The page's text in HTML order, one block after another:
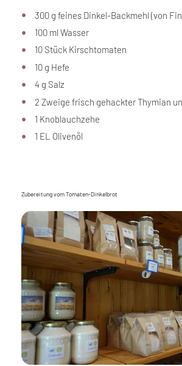
300 g feines Dinkel-Backmehl (von
100 ml Wasser
10 Stück Kirschtomaten
10 g Hefe
4 g Salz
2 Zweige frisch gehackter Thymian
1 Knoblauchzehe
1 EL Olivenöl
Zubereitung vom Tomaten-Dinkelbrot